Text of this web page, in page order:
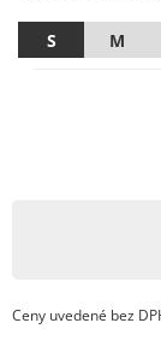
S M
Ceny uvedené bez